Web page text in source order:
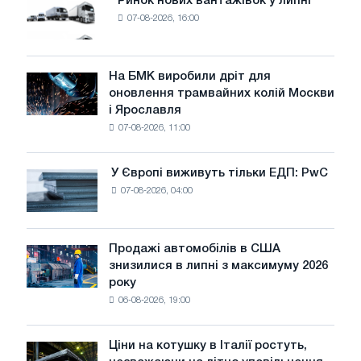
Ринок
нових
вантажівок
у
липні
07-08-2026, 16:00
На
БМК
виробили
трамвайних
колій
Ярославля
На БМК виробили дріт для
оновлення трамвайних колій Москви
і Ярославля
07-08-2026, 11:00
Європі
виживуть
тільки
ЕДП:
PwC
У Європі виживуть тільки ЕДП: PwC
07-08-2026, 04:00
Продажі
автомобілів
в
липні
Продажі автомобілів в США
знизилися в липні з максимуму 2026
року
06-08-2026, 19:00
Ціни
Ціни на котушку в Італії ростуть,